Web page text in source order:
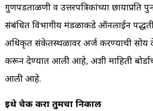
गुणपडताळणी व उत्तरपत्रिकांच्या छायाप्रति
संबंधित विभागीय मंडळाकडे ऑनलाईन
अधिकृत संकेतस्थळावर अर्ज करण्याची सोय
करून देण्यात आली आहे, अशी माहिती
आली आहे.
इथे चेक करा तुमचा निकाल